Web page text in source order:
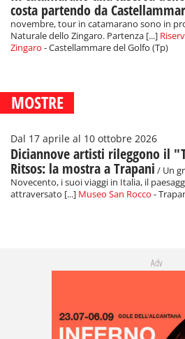
costa partendo da
novembre, tour in catamarano sono in
Naturale dello Zingaro. Partenza [...]
Zingaro - Castellammare del Golfo (Tp)
MOSTRE
Dal 17 aprile al 10 ottobre 2026
Diciannove artisti rileggono il
Ritsos: la mostra a Trapani / Un
Novecento, i suoi viaggi in Italia, il
attraversato [...] Museo San Rocco -
Adv